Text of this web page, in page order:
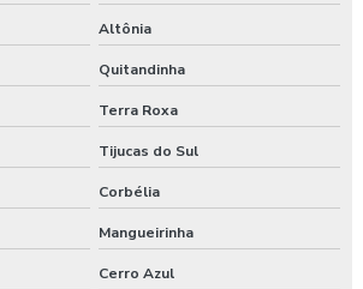
Altônia
Quitandinha
Terra Roxa
Tijucas do Sul
Corbélia
Mangueirinha
Cerro Azul